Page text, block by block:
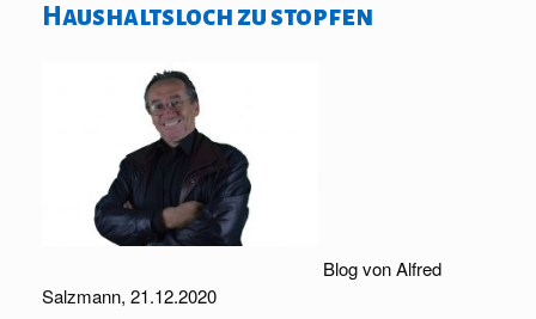
Haushaltsloch zu stopfen
Blog von Alfred
Salzmann, 21.12.2020